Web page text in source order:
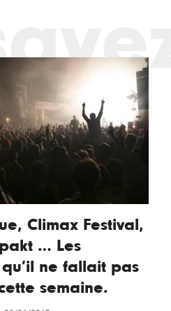
Climax Festival,
… Les
ne fallait pas
semaine.